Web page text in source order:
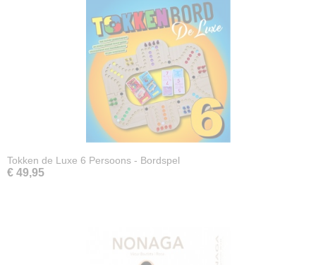
Tokken de Luxe 6 Persoons - Bordspel
€ 49,95